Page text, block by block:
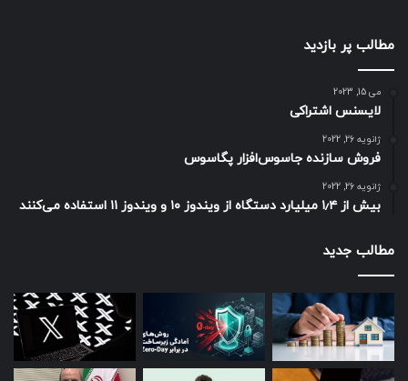
مطالب پر بازدید
می 15, 2023
لایسنس اشتراکی
ژانویه 26, 2022
فروش سازنده جاسوس‌افزار پگاسوس
ژانویه 26, 2022
بیش از ۱٫۴ میلیارد دستگاه از ویندوز ۱۰ و ویندوز ۱۱ استفاده می‌کنند
مطالب جدید